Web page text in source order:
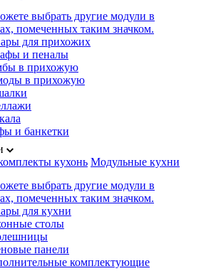
выбрать другие модули в
помеченных таким значком.
для прихожих
и пеналы
в прихожую
в прихожую
и банкетки
кухонь Модульные кухни
выбрать другие модули в
помеченных таким значком.
для кухни
столы
панели
комплектующие